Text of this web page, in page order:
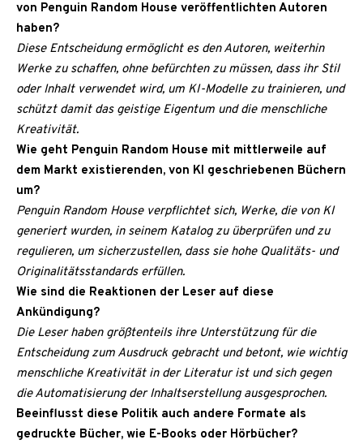
von Penguin Random House veröffentlichten Autoren
haben?
Diese Entscheidung ermöglicht es den Autoren, weiterhin
Werke zu schaffen, ohne befürchten zu müssen, dass ihr Stil
oder Inhalt verwendet wird, um KI-Modelle zu trainieren, und
schützt damit das geistige Eigentum und die menschliche
Kreativität.
Wie geht Penguin Random House mit mittlerweile auf
dem Markt existierenden, von KI geschriebenen Büchern
um?
Penguin Random House verpflichtet sich, Werke, die von KI
generiert wurden, in seinem Katalog zu überprüfen und zu
regulieren, um sicherzustellen, dass sie hohe Qualitäts- und
Originalitätsstandards erfüllen.
Wie sind die Reaktionen der Leser auf diese
Ankündigung?
Die Leser haben größtenteils ihre Unterstützung für die
Entscheidung zum Ausdruck gebracht und betont, wie wichtig
menschliche Kreativität in der Literatur ist und sich gegen
die Automatisierung der Inhaltserstellung ausgesprochen.
Beeinflusst diese Politik auch andere Formate als
gedruckte Bücher, wie E-Books oder Hörbücher?